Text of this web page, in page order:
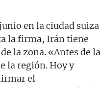
en la ciudad suiza
la firma, Irán tiene
la zona. «Antes de la
la región. Hoy y
el